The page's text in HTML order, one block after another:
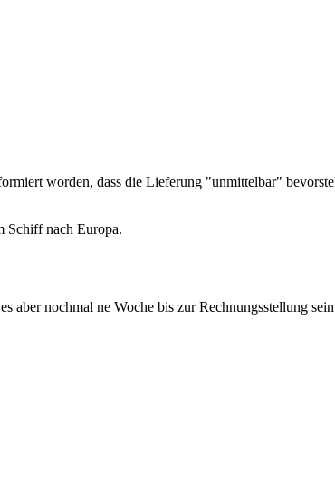
worden, dass die Lieferung "unmittelbar"
Schiff nach Europa.
nochmal ne Woche bis zur Rechnungsstellung